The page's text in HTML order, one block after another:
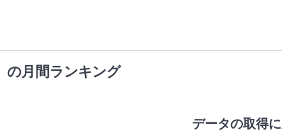
の月間ランキング
データの取得